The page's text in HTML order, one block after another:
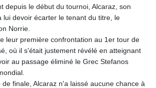
depuis le début du tournoi, Alcaraz, son
lui devoir écarter le tenant du titre, le
Norrie.
leur première confrontation au 1er tour de
où il s'était justement révélé en atteignant
au passage éliminé le Grec Stefanos
finale, Alcaraz n'a laissé aucune chance à